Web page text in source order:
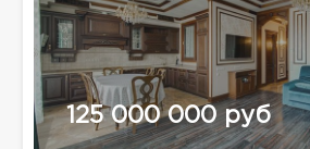
125 000 000 руб